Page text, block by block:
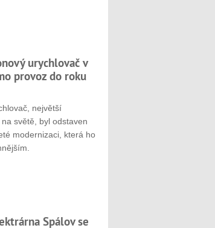
urychlovač v
provoz do roku
největší
světě, byl odstaven
modernizaci, která ho
Spálov se